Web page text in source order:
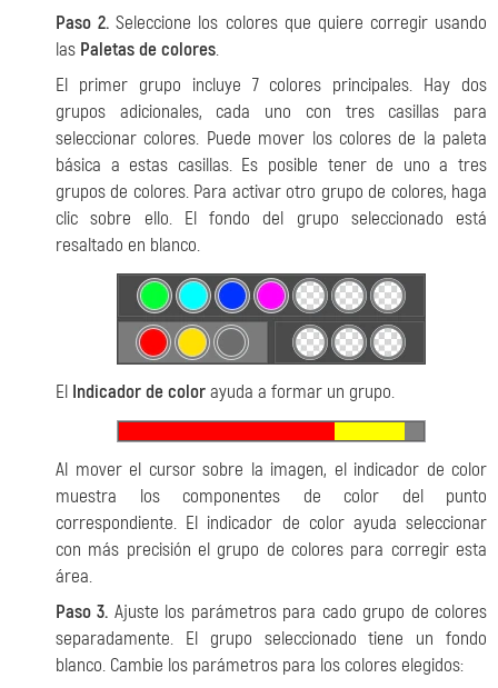
Paso 2. Seleccione los colores que quiere corregir usando
las Paletas de colores.
El primer grupo incluye 7 colores principales. Hay dos
grupos adicionales, cada uno con tres casillas para
seleccionar colores. Puede mover los colores de la paleta
básica a estas casillas. Es posible tener de uno a tres
grupos de colores. Para activar otro grupo de colores, haga
clic sobre ello. El fondo del grupo seleccionado está
resaltado en blanco.
El Indicador de colorayuda a formar un grupo.
Al mover el cursor sobre la imagen, el indicador de color
muestra los componentes de color del punto
correspondiente. El indicador de color ayuda seleccionar
con más precisión el grupo de colores para corregir esta
área.
Paso 3. Ajuste los parámetros para cado grupo de colores
separadamente. El grupo seleccionado tiene un fondo
blanco. Cambie los parámetros para los colores elegidos: